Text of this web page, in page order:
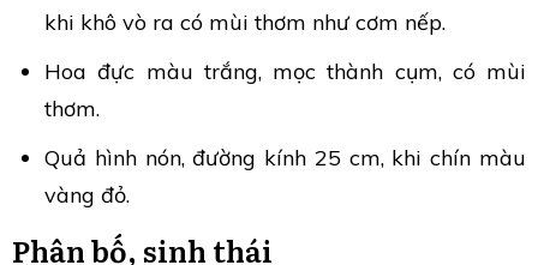
khi khô vò ra có mùi thơm như cơm nếp.
Hoa đực màu trắng, mọc thành cụm, có mùi
thơm.
Quả hình nón, đường kính 25 cm, khi chín màu
vàng đỏ.
Phân bố, sinh thái